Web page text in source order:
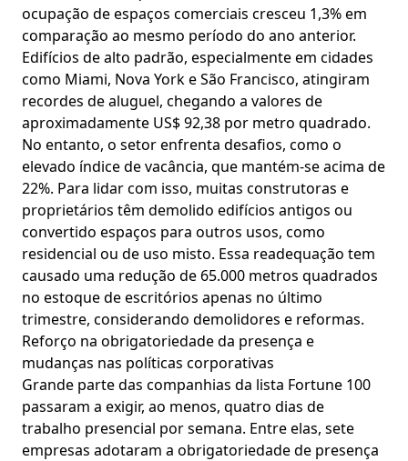
ocupação de espaços comerciais cresceu 1,3% em
comparação ao mesmo período do ano anterior.
Edifícios de alto padrão, especialmente em cidades
como Miami, Nova York e São Francisco, atingiram
recordes de aluguel, chegando a valores de
aproximadamente US$ 92,38 por metro quadrado.
No entanto, o setor enfrenta desafios, como o
elevado índice de vacância, que mantém-se acima de
22%. Para lidar com isso, muitas construtoras e
proprietários têm demolido edifícios antigos ou
convertido espaços para outros usos, como
residencial ou de uso misto. Essa readequação tem
causado uma redução de 65.000 metros quadrados
no estoque de escritórios apenas no último
trimestre, considerando demolidores e reformas.
Reforço na obrigatoriedade da presença e
mudanças nas políticas corporativas
Grande parte das companhias da lista Fortune 100
passaram a exigir, ao menos, quatro dias de
trabalho presencial por semana. Entre elas, sete
empresas adotaram a obrigatoriedade de presença